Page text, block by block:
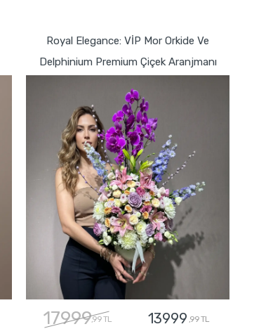
Royal Elegance: VİP Mor Orkide Ve
Delphinium Premium Çiçek Aranjmanı
17999,99 TL 13999 ,99 TL